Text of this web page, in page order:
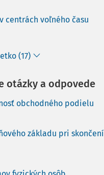
centrách voľného času
(17)
otázky a odpovede
obchodného podielu
základu pri skončení